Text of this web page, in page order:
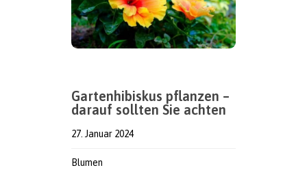
Gartenhibiskus pflanzen –
darauf sollten Sie achten
27. Januar 2024
Blumen